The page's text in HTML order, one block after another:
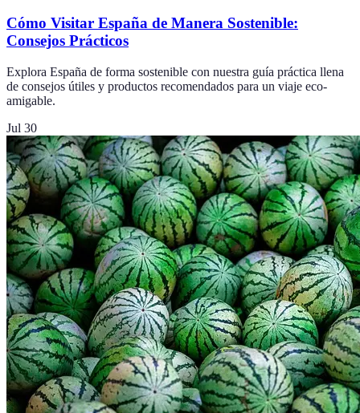
Cómo Visitar España de Manera Sostenible:
Consejos Prácticos
Explora España de forma sostenible con nuestra guía práctica llena
de consejos útiles y productos recomendados para un viaje eco-
amigable.
Jul 30